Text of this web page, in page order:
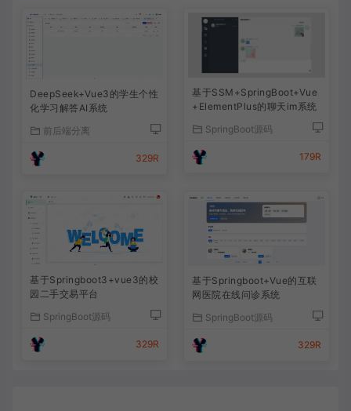
DeepSeek+Vue3的学生个性
化学习解答AI系统
前后端分离
329R
基于SSM+SpringBoot+Vue
+ElementPlus的聊天im系统
SpringBoot源码
179R
基于Springboot3+vue3的校
园二手交易平台
SpringBoot源码
329R
基于Springboot+Vue的互联
网医院在线问诊系统
SpringBoot源码
329R